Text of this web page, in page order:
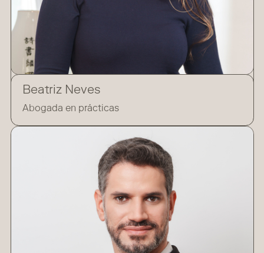
Beatriz Neves
Abogada en prácticas